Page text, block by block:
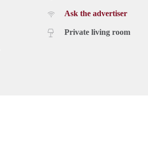
Ask the advertiser
Private living room